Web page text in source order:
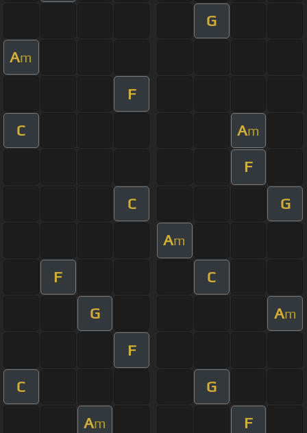
G
Am
F
C Am
F
C G
Am
F C
G Am
F
C G
Am F